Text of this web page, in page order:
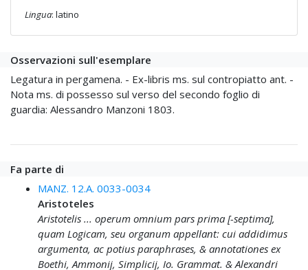
Lingua: latino
Osservazioni sull'esemplare
Legatura in pergamena. - Ex-libris ms. sul contropiatto ant. -
Nota ms. di possesso sul verso del secondo foglio di
guardia: Alessandro Manzoni 1803.
Fa parte di
MANZ. 12.A. 0033-0034
Aristoteles
Aristotelis ... operum omnium pars prima [-septima],
quam Logicam, seu organum appellant: cui addidimus
argumenta, ac potius paraphrases, & annotationes ex
Boethi, Ammonij, Simplicij, Io. Grammat. & Alexandri